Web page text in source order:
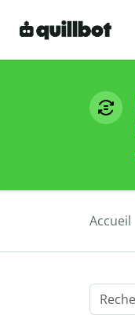
Accueil